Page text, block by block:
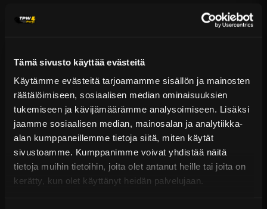
Tämä sivusto käyttää evästeitä
Käytämme evästeitä tarjoamamme sisällön ja mainosten
räätälöimiseen, sosiaalisen median ominaisuuksien
tukemiseen ja kävijämäärämme analysoimiseen. Lisäksi
jaamme sosiaalisen median, mainosalan ja analytiikka-
alan kumppaneillemme tietoja siitä, miten käytät
sivustoamme. Kumppanimme voivat yhdistää näitä
tietoja muihin tietoihin, joita olet antanut heille tai joita on
kerätty, kun olet käyttänyt heidän palvelujaan.
14 päivän palautusoikeus
HKS Turbo Timer Johtosarja N/FT-1 : Nissan
S14(A), S15, R33, R...